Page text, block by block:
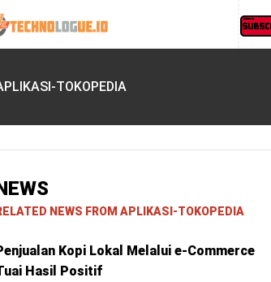
TOKOPEDIA
NEWS FROM APLIKASI-TOKOPEDIA
Kopi Lokal Melalui e-Commerce
Hasil Positif